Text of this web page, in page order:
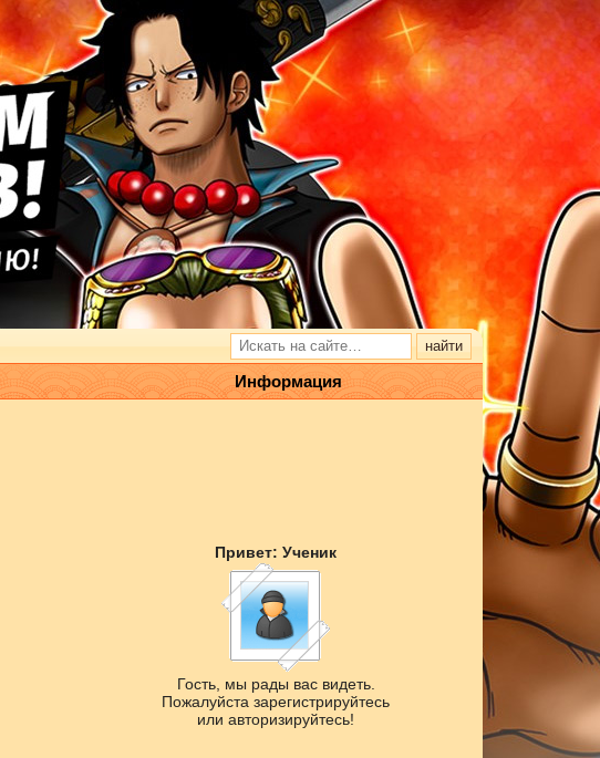
Информация
Привет: Ученик
Гость, мы рады вас видеть.
Пожалуйста зарегистрируйтесь
или авторизируйтесь!